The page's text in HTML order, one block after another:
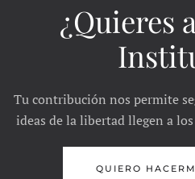
¿Quieres
Tu contribución nos permite
ideas de la libertad llegen a
QUIERO